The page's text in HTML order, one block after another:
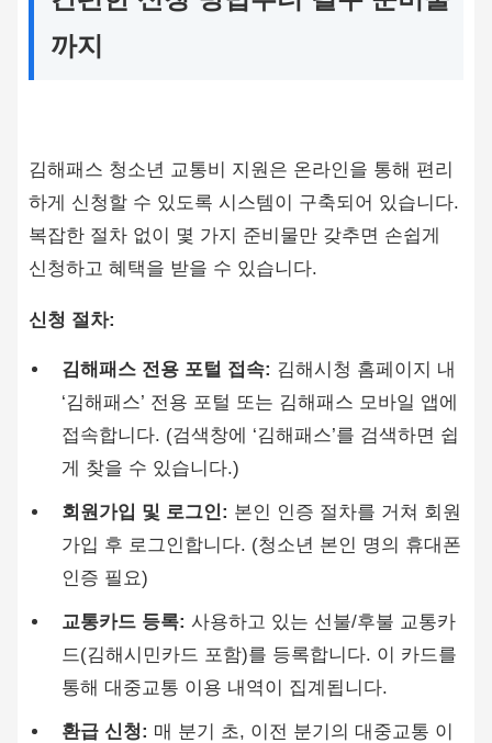
까지
김해패스 청소년 교통비 지원은 온라인을 통해 편리
하게 신청할 수 있도록 시스템이 구축되어 있습니다.
복잡한 절차 없이 몇 가지 준비물만 갖추면 손쉽게
신청하고 혜택을 받을 수 있습니다.
신청 절차:
김해패스 전용 포털 접속: 김해시청 홈페이지 내
‘김해패스’ 전용 포털 또는 김해패스 모바일 앱에
접속합니다. (검색창에 ‘김해패스’를 검색하면 쉽
게 찾을 수 있습니다.)
회원가입 및 로그인: 본인 인증 절차를 거쳐 회원
가입 후 로그인합니다. (청소년 본인 명의 휴대폰
인증 필요)
교통카드 등록: 사용하고 있는 선불/후불 교통카
드(김해시민카드 포함)를 등록합니다. 이 카드를
통해 대중교통 이용 내역이 집계됩니다.
환급 신청: 매 분기 초, 이전 분기의 대중교통 이